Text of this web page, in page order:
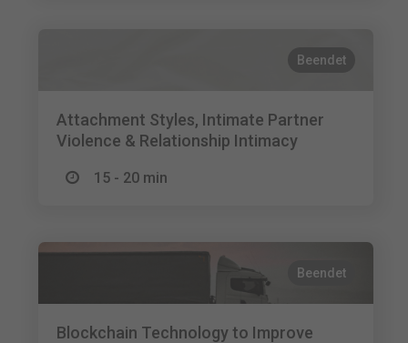
Beendet
Attachment Styles, Intimate Partner
Violence & Relationship Intimacy
15 - 20 min
Beendet
Blockchain Technology to Improve